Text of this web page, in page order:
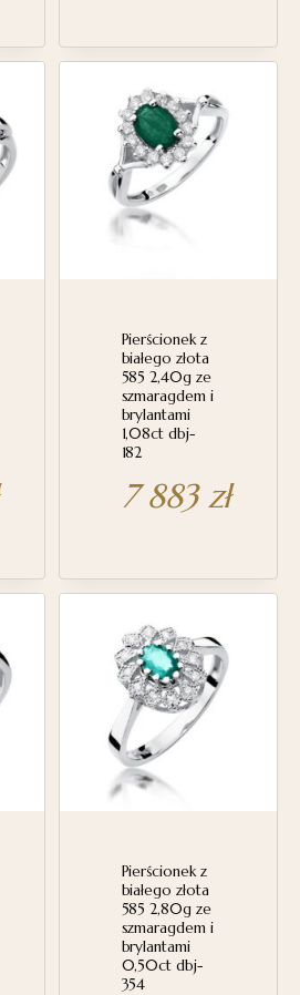
Pierścionek z
białego złota
585 2,40g ze
szmaragdem i
brylantami
1,08ct dbj-
182
7 883zł
Pierścionek z
białego złota
585 2,80g ze
szmaragdem i
brylantami
0,50ct dbj-
354